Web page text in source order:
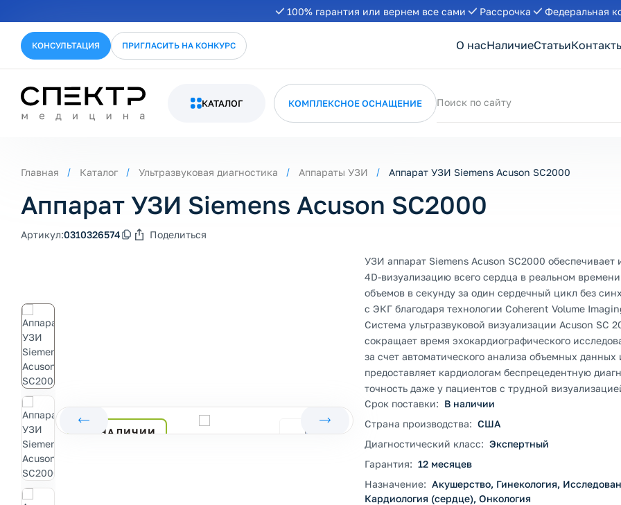
100% гарантия или вернем все сами Рассрочка Федеральная
КОНСУЛЬТАЦИЯ ПРИГЛАСИТЬ НА КОНКУРС О насНаличиеСтатьи
КАТАЛОГ КОМПЛЕКСНОЕ ОСНАЩЕНИЕ Поиск по сайту
Главная Каталог Ультразвуковая диагностика Аппараты УЗИ Аппарат УЗИ Siemens Acuson SC2000
В НАЛИЧИИ
Аппарат УЗИ Siemens Acuson SC2000
Артикул:0310326574 Поделиться
УЗИ аппарат Siemens Acuson SC2000 обеспечивает
4D-визуализацию всего сердца в реальном
объемов в секунду за один сердечный цикл без
с ЭКГ благодаря технологии Coherent Volume
Система ультразвуковой визуализации Acuson SC
сокращает время эхокардиографического
за счет автоматического анализа объемных данных
предоставляет кардиологам беспрецедентную
точность даже у пациентов с трудной
Срок поставки: В наличии
Страна производства: США
Диагностический класс: Экспертный
Гарантия: 12 месяцев
Назначение: Акушерство, Гинекология,
Кардиология (сердце), Онкология